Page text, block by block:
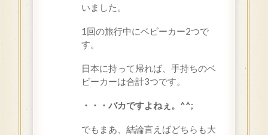
いました。
1 回の旅行中にベビーカー2つで
す。
日本に持って帰れば、手持ちのベ
ビーカーは合計3つです。
・・・バカですよねぇ。^^;
でもまあ、結論言えばどちらも大